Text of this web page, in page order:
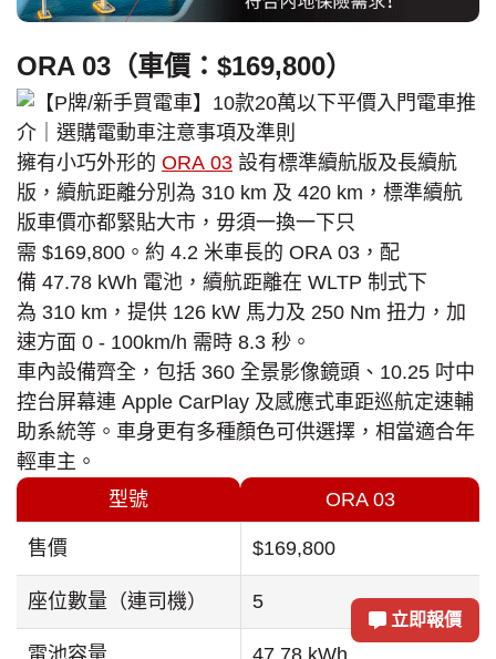
ORA 03（車價：$169,800）
擁有小巧外形的 ORA 03 設有標準續航版及長續航
版，續航距離分別為 310 km 及 420 km，標準續航
版車價亦都緊貼大市，毋須一換一下只
需 $169,800。約 4.2 米車長的 ORA 03，配
備 47.78 kWh 電池，續航距離在 WLTP 制式下
為 310 km，提供 126 kW 馬力及 250 Nm 扭力，加
速方面 0 - 100km/h 需時 8.3 秒。
車內設備齊全，包括 360 全景影像鏡頭、10.25 吋中
控台屏幕連 Apple CarPlay 及感應式車距巡航定速輔
助系統等。車身更有多種顏色可供選擇，相當適合年
輕車主。
型號
ORA 03
售價 $169,800
座位數量（連司機） 5
立即報價